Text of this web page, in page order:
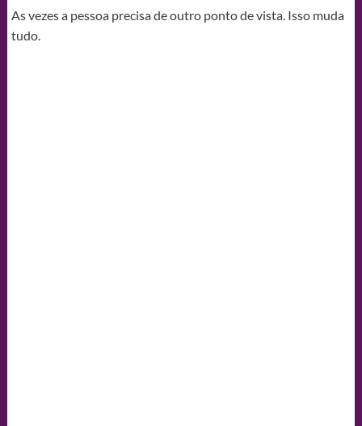
As vezes a pessoa precisa de outro ponto de vista. Isso muda
tudo.